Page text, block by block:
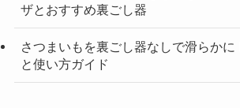
ザとおすすめ裏ごし器
さつまいもを裏ごし器なしで滑らかに
と使い方ガイド